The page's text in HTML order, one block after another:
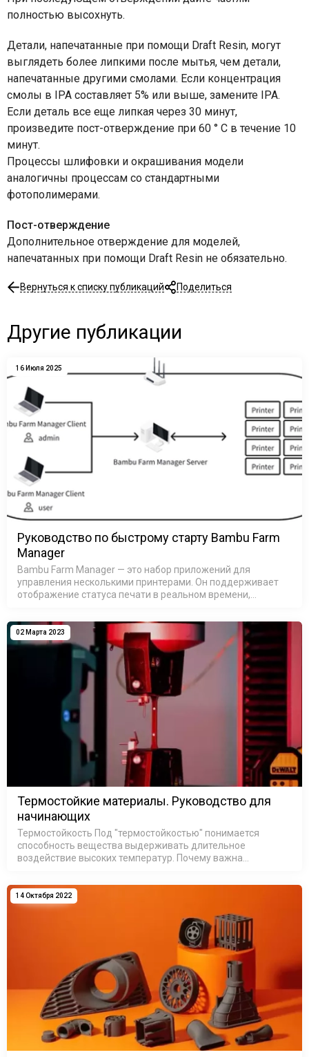
полностью высохнуть.
Детали, напечатанные при помощи Draft Resin, могут
выглядеть более липкими после мытья, чем детали,
напечатанные другими смолами. Если концентрация
смолы в IPA составляет 5% или выше, замените IPA.
Если деталь все еще липкая через 30 минут,
произведите пост-отверждение при 60 ° C в течение 10
минут.
Процессы шлифовки и окрашивания модели
аналогичны процессам со стандартными
фотополимерами.
Пост-отверждение
Дополнительное отверждение для моделей,
напечатанных при помощи Draft Resin не обязательно.
Вернуться к списку публикаций Поделиться
Другие публикации
16 Июля 2025
Руководство по быстрому старту Bambu Farm
Manager
Bambu Farm Manager — это набор приложений для
управления несколькими принтерами. Он поддерживает
отображение статуса печати в реальном времени,
управление очередями заданий, м…
02 Марта 2023
Термостойкие материалы. Руководство для
начинающих
Термостойкость Под "термостойкостью" понимается
способность вещества выдерживать длительное
воздействие высоких температур. Почему важна
обладают лучшими механическими характер…
14 Октября 2022